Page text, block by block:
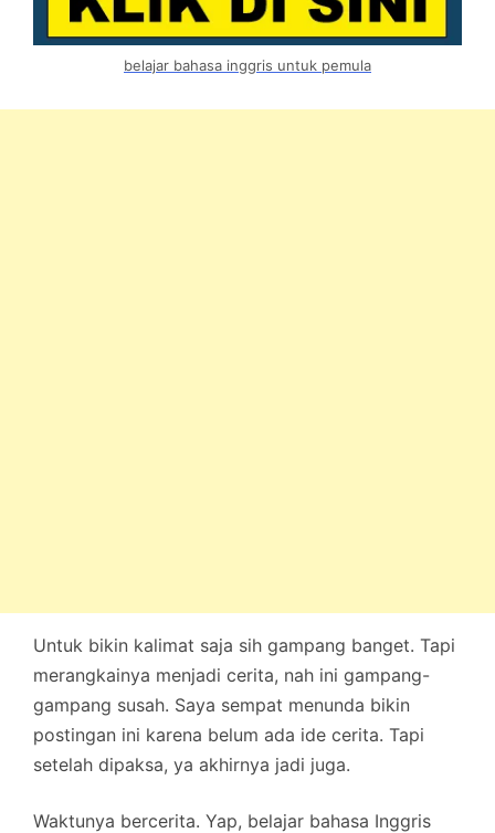
belajar bahasa inggris untuk pemula
Untuk bikin kalimat saja sih gampang banget. Tapi
merangkainya menjadi cerita, nah ini gampang-
gampang susah. Saya sempat menunda bikin
postingan ini karena belum ada ide cerita. Tapi
setelah dipaksa, ya akhirnya jadi juga.
Waktunya bercerita. Yap, belajar bahasa Inggris